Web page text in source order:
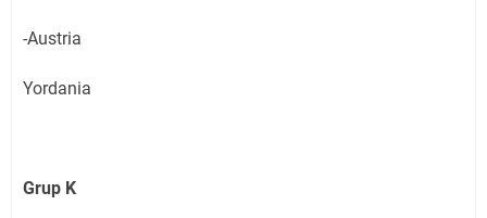
-Austria
Yordania
Grup K